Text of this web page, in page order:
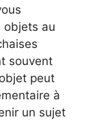
objets au
souvent
peut
à
un sujet